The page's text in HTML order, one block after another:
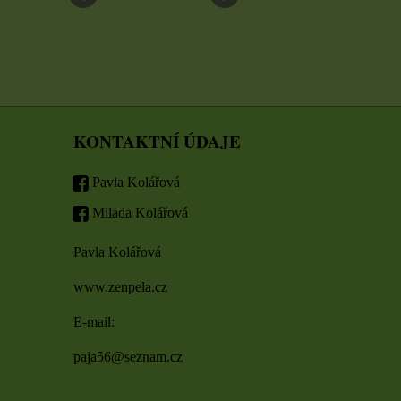
KONTAKTNÍ ÚDAJE
Pavla Kolářová
Milada Kolářová
Pavla Kolářová
www.zenpela.cz
E-mail:
paja56@seznam.cz